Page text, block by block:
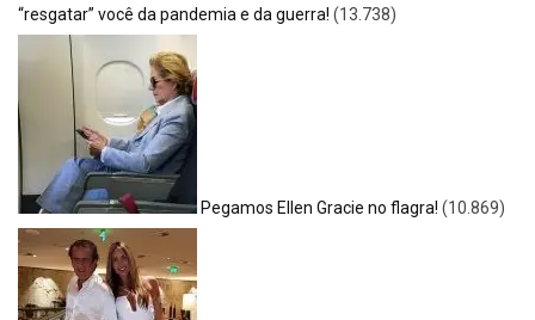
“resgatar” você da pandemia e da guerra! (13.738)
Pegamos Ellen Gracie no flagra! (10.869)